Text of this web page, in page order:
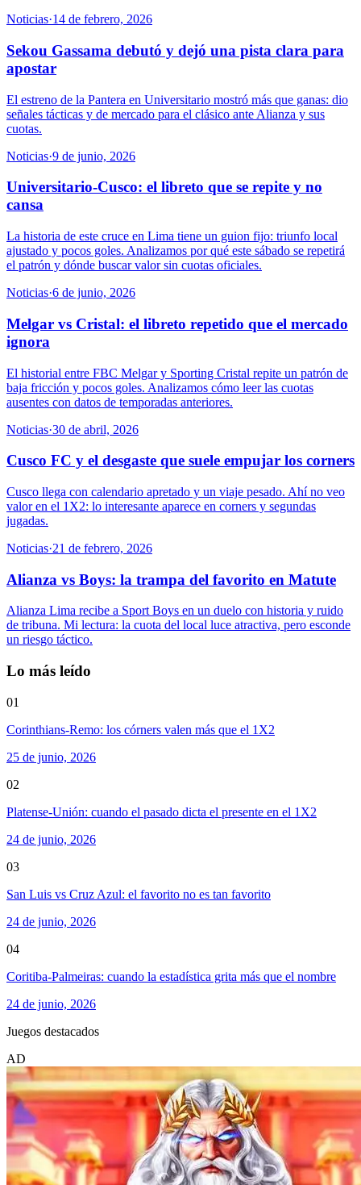
Noticias·14 de febrero, 2026
Sekou Gassama debutó y dejó una pista clara para
apostar
El estreno de la Pantera en Universitario mostró más que ganas: dio
señales tácticas y de mercado para el clásico ante Alianza y sus
cuotas.
Noticias·9 de junio, 2026
Universitario-Cusco: el libreto que se repite y no
cansa
La historia de este cruce en Lima tiene un guion fijo: triunfo local
ajustado y pocos goles. Analizamos por qué este sábado se repetirá
el patrón y dónde buscar valor sin cuotas oficiales.
Noticias·6 de junio, 2026
Melgar vs Cristal: el libreto repetido que el mercado
ignora
El historial entre FBC Melgar y Sporting Cristal repite un patrón de
baja fricción y pocos goles. Analizamos cómo leer las cuotas
ausentes con datos de temporadas anteriores.
Noticias·30 de abril, 2026
Cusco FC y el desgaste que suele empujar los corners
Cusco llega con calendario apretado y un viaje pesado. Ahí no veo
valor en el 1X2: lo interesante aparece en corners y segundas
jugadas.
Noticias·21 de febrero, 2026
Alianza vs Boys: la trampa del favorito en Matute
Alianza Lima recibe a Sport Boys en un duelo con historia y ruido
de tribuna. Mi lectura: la cuota del local luce atractiva, pero esconde
un riesgo táctico.
Lo más leído
01
Corinthians-Remo: los córners valen más que el 1X2
25 de junio, 2026
02
Platense-Unión: cuando el pasado dicta el presente en el 1X2
24 de junio, 2026
03
San Luis vs Cruz Azul: el favorito no es tan favorito
24 de junio, 2026
04
Coritiba-Palmeiras: cuando la estadística grita más que el nombre
24 de junio, 2026
Juegos destacados
AD